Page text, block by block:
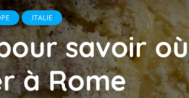
ITALIE
savoir où
à Rome